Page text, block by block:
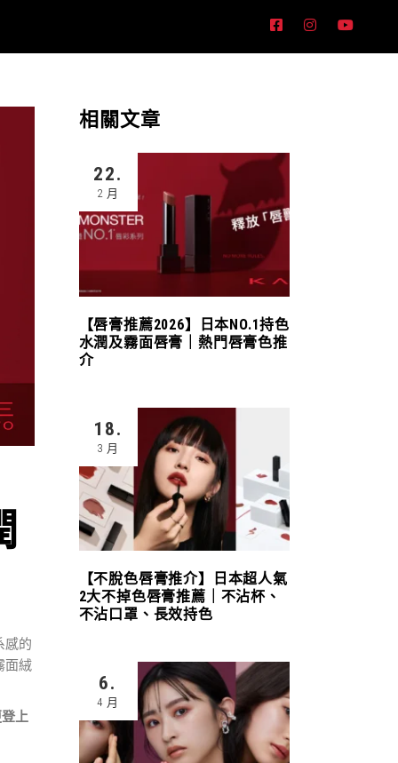
感的
面絨
上
相關文章
22.
2 月
【唇膏推薦2026】日本NO.1持色
水潤及霧面唇膏｜熱門唇膏色推
介
18.
3 月
【不脫色唇膏推介】日本超人氣
2大不掉色唇膏推薦｜不沾杯、
不沾口罩、長效持色
6.
4 月